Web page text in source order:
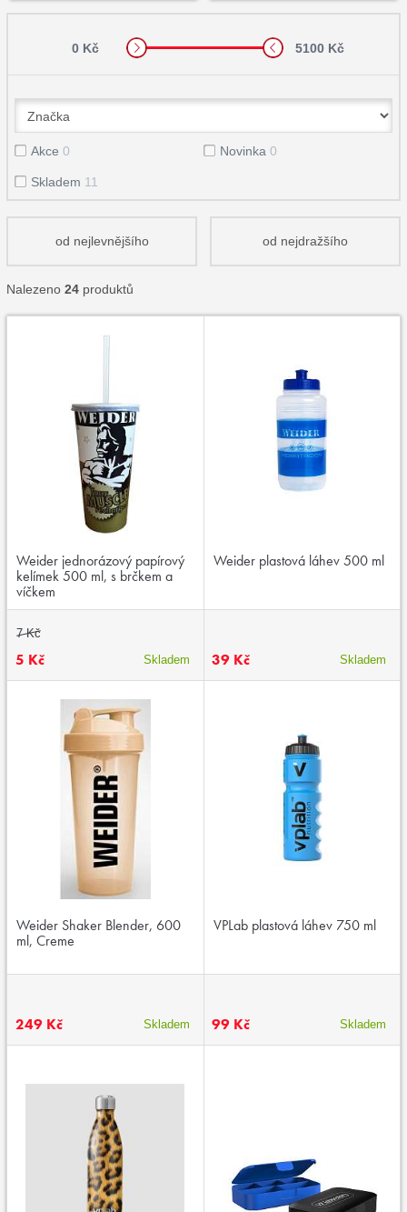
0 Kč 5100 Kč
Akce 0 Novinka 0
Skladem 11
od nejlevnějšího od nejdražšího
Nalezeno 24 produktů
Weider jednorázový papírový
kelímek 500 ml, s brčkem a
víčkem
7 Kč
5 Kč Skladem
Weider plastová láhev 500 ml
39 Kč Skladem
Weider Shaker Blender, 600
ml, Creme
249 Kč Skladem
VPLab plastová láhev 750 ml
99 Kč Skladem